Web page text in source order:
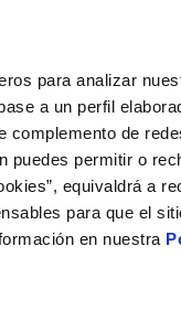
para analizar
a un perfil
complemento de
puedes permitir o
equivaldrá a
para que el
en nuestra